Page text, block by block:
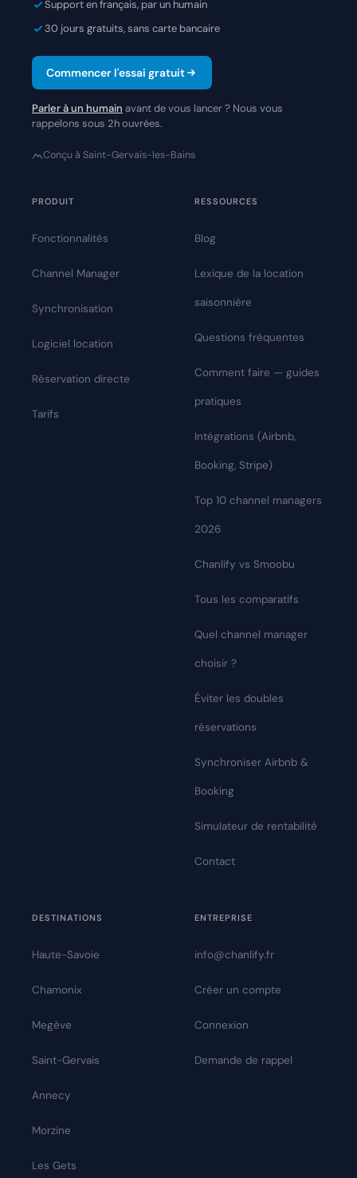
Support en français, par un humain
30 jours gratuits, sans carte bancaire
Commencer l'essai gratuit
Parler à un humain avant de vous lancer ? Nous vous
rappelons sous 2h ouvrées.
Conçu à Saint-Gervais-les-Bains
PRODUIT
Fonctionnalités
Channel Manager
Synchronisation
Logiciel location
Réservation directe
Tarifs
RESSOURCES
Blog
Lexique de la location
saisonnière
Questions fréquentes
Comment faire — guides
pratiques
Intégrations (Airbnb,
Booking, Stripe)
Top 10 channel managers
2026
Chanlify vs Smoobu
Tous les comparatifs
Quel channel manager
choisir ?
Éviter les doubles
réservations
Synchroniser Airbnb &
Booking
Simulateur de rentabilité
Contact
DESTINATIONS
Haute-Savoie
Chamonix
Megève
Saint-Gervais
Annecy
Morzine
Les Gets
ENTREPRISE
info@chanlify.fr
Créer un compte
Connexion
Demande de rappel